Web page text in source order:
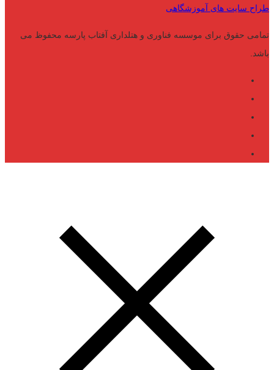
طراح سایت های آموزشگاهی
تمامی حقوق برای موسسه فناوری و هتلداری آفتاب پارسه محفوظ می
باشد.